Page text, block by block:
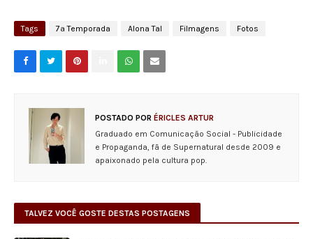
Tags 7ª Temporada Alona Tal Filmagens Fotos
POSTADO POR ÉRICLES ARTUR
Graduado em Comunicação Social - Publicidade
e Propaganda, fã de Supernatural desde 2009 e
apaixonado pela cultura pop.
TALVEZ VOCÊ GOSTE DESTAS POSTAGENS